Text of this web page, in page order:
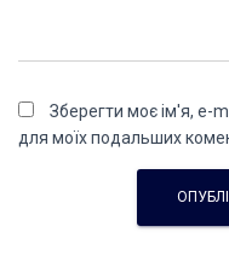
Зберегти моє ім'я, e-
для моїх подальших